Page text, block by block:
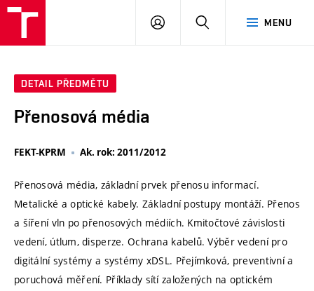
MENU
PŘIHLÁSIT
DETAIL PŘEDMĚTU
Přenosová média
FEKT-KPRM Ak. rok: 2011/2012
Přenosová média, základní prvek přenosu informací.
Metalické a optické kabely. Základní postupy montáží. Přenos
a šíření vln po přenosových médiích. Kmitočtové závislosti
vedení, útlum, disperze. Ochrana kabelů. Výběr vedení pro
digitální systémy a systémy xDSL. Přejímková, preventivní a
poruchová měření. Příklady sítí založených na optickém